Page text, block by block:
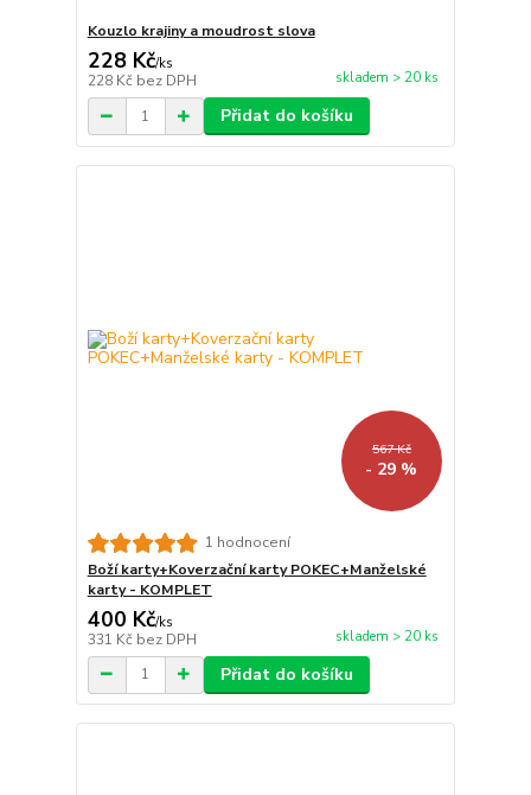
Kouzlo krajiny a moudrost slova
228 Kč/ks
228 Kč bez DPH skladem > 20 ks
Přidat do košíku
567 Kč
- 29 %
1 hodnocení
Boží karty+Koverzační karty POKEC+Manželské
karty - KOMPLET
400 Kč/ks
331 Kč bez DPH skladem > 20 ks
Přidat do košíku